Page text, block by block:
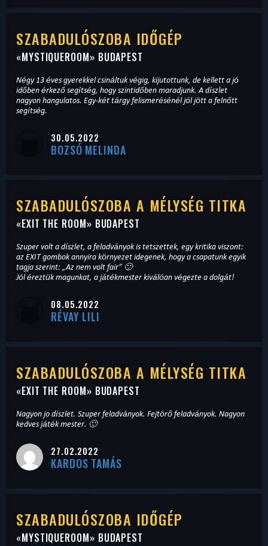
SZABADULÓSZOBA IDŐGÉP
«MYSTIQUEROOM» BUDAPEST
Négy 13 éves gyerekkel csináltuk végig, kijutottunk, de kellett a jó
időben érkező segítség, hogy szintidőben maradjunk. A díszlet
nagyon hangulatos. Egy-két tárgy felismerésénél jól jött a felnőtt
segítség.
30.05.2022
BOZSÓ MELINDA
SZABADULÓSZOBA A MÉLYSÉG TITKA
«EXIT THE ROOM» BUDAPEST
Szuper volt a díszlet, a feladványok is tetszettek, egy kritika viszont:
az EXIT gombok annyira környezet idegenek, hogy a csapatunk egyik
tagja szerint: „Az nem volt fair” 🙂
Jól éreztük magunkat, a játékmester kiválóan végezte a dolgát!
08.05.2022
RÉVAY LILI
SZABADULÓSZOBA A MÉLYSÉG TITKA
«EXIT THE ROOM» BUDAPEST
Nagyon jo díszlet. Szuper feladványok. Fejtörő feladványok. Nagyon
kedves játék mester. 🙂
27.02.2022
KARDOS TAMÁS
SZABADULÓSZOBA IDŐGÉP
«MYSTIQUEROOM» BUDAPEST